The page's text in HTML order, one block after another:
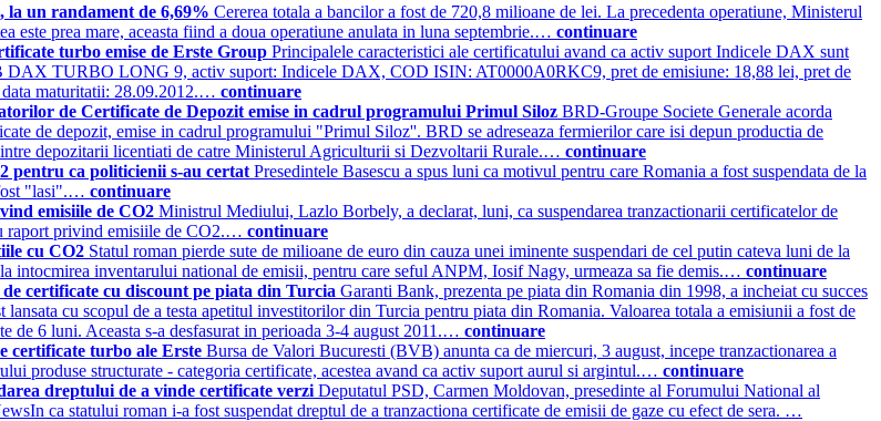
la un randament de 6,69% Cererea totala a bancilor a fost de 720,8 milioane de lei. La precedenta operatiune, Ministerul
este prea mare, aceasta fiind a doua operatiune anulata in luna septembrie.… continuare
turbo emise de Erste Group Principalele caracteristici ale certificatului avand ca activ suport Indicele DAX sunt
TURBO LONG 9, activ suport: Indicele DAX, COD ISIN: AT0000A0RKC9, pret de emisiune: 18,88 lei, pret de
data maturitatii: 28.09.2012.… continuare
de Certificate de Depozit emise in cadrul programului Primul Siloz BRD-Groupe Societe Generale acorda
de depozit, emise in cadrul programului "Primul Siloz''. BRD se adreseaza fermierilor care isi depun productia de
depozitarii licentiati de catre Ministerul Agriculturii si Dezvoltarii Rurale.… continuare
pentru ca politicienii s-au certat Presedintele Basescu a spus luni ca motivul pentru care Romania a fost suspendata de la
fost "lasi".… continuare
emisiile de CO2 Ministrul Mediului, Lazlo Borbely, a declarat, luni, ca suspendarea tranzactionarii certificatelor de
raport privind emisiile de CO2.… continuare
cu CO2 Statul roman pierde sute de milioane de euro din cauza unei iminente suspendari de cel putin cateva luni de la
intocmirea inventarului national de emisii, pentru care seful ANPM, Iosif Nagy, urmeaza sa fie demis.… continuare
certificate cu discount pe piata din Turcia Garanti Bank, prezenta pe piata din Romania din 1998, a incheiat cu succes
cu scopul de a testa apetitul investitorilor din Turcia pentru piata din Romania. Valoarea totala a emisiunii a fost de
de 6 luni. Aceasta s-a desfasurat in perioada 3-4 august 2011.… continuare
certificate turbo ale Erste Bursa de Valori Bucuresti (BVB) anunta ca de miercuri, 3 august, incepe tranzactionarea a
produse structurate - categoria certificate, acestea avand ca activ suport aurul si argintul.… continuare
dreptului de a vinde certificate verzi Deputatul PSD, Carmen Moldovan, presedinte al Forumului National al
ca statului roman i-a fost suspendat dreptul de a tranzactiona certificate de emisii de gaze cu efect de sera. …